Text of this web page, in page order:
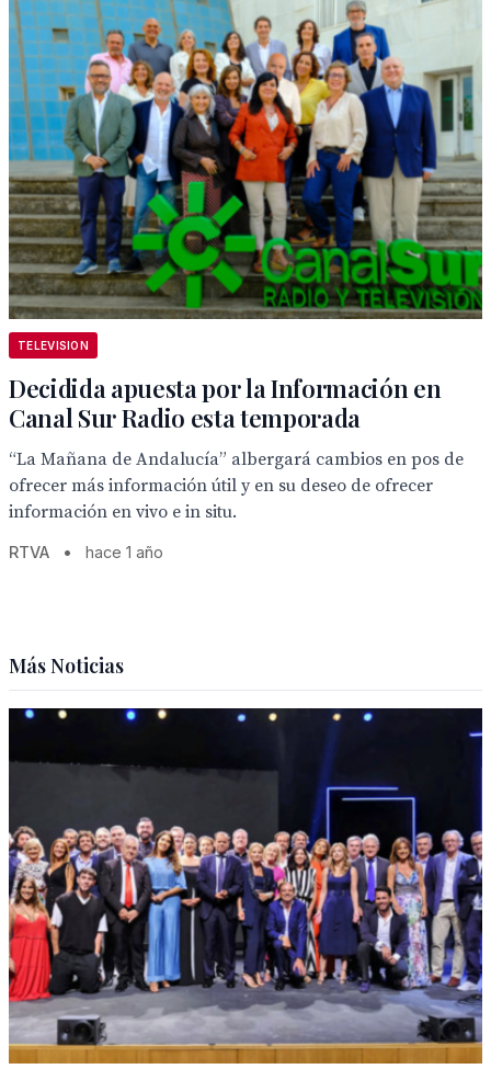
TELEVISION
Decidida apuesta por la Información en
Canal Sur Radio esta temporada
“La Mañana de Andalucía” albergará cambios en pos de
ofrecer más información útil y en su deseo de ofrecer
información en vivo e in situ.
RTVA • hace 1 año
Más Noticias